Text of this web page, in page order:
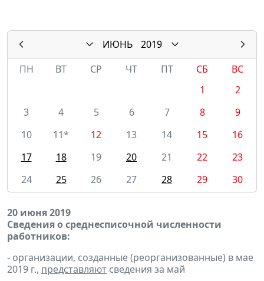
ИЮНЬ
2019
ПН
ВТ СР ЧТ ПТ СБ
ВС
1
2
3
4 5 6 7 8
9
10
11* 12 13 14 15
16
17
18 19 20 21 22
23
24
25 26 27 28 29 30
20 июня 2019
Сведения о среднесписочной численности
работников:
- организации, созданные (реорганизованные) в мае
2019 г., представляют сведения за май